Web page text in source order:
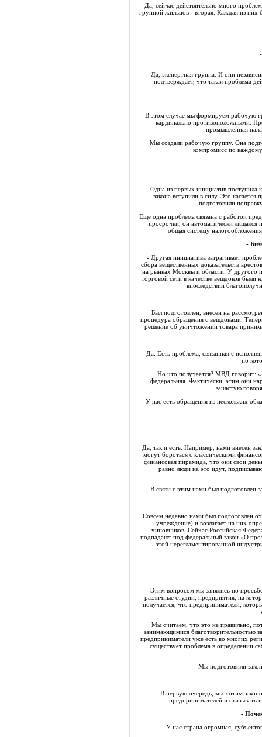
Да, сейчас действительно много
группой жильцов - вторая. Каждая из них
- Да, экспертная группа. И они
подтверждает, что такая проблема
- В этом случае мы формируем рабочую
кардинально противоположными.
промышленная
Мы создали рабочую группу. Она
компромисс по каждому
- Одна из первых инициатив поступила
закона вступили в силу. Это
подготовили
Еще одна проблема связана с работой
просрочки, он автоматически лишался
общая систему
-
- Другая инициатива затрагивает
сбора вещественных доказательств
на рынках Москвы и области. У другого
торговой сети в качестве вещдоков были
впоследствии
Был подготовлен, внесен на
процедура обращения с вещдоками.
решение об уничтожении товара
- Да. Есть проблема, связанная с
по
Но что получается? МВД говорит:
федеральная. Фактически, этим они
зачастую
У нас есть обращения из нескольких
Да, так и есть. Например, нами внесен
могут бороться с классическими
финансовая пирамида, что они свои
равно люди на это идут,
В связи с этим нами был подготовлен
Совсем недавно нами был подготовлен
учреждение) и возлагает на них
чиновников. Сейчас Российская
подпадают под федеральный закон «О
этой нерегламентированной
- Этим вопросом мы занялись по
различные студии, предприятия, на
получается, что предприниматели,
Мы считаем, что это не правильно,
занимающимися благотворительностью
предприниматели уже есть во многих
существует проблема в определении
Мы подготовили
- В первую очередь, мы хотим
предпринимателей и
-
- У нас страна огромная,